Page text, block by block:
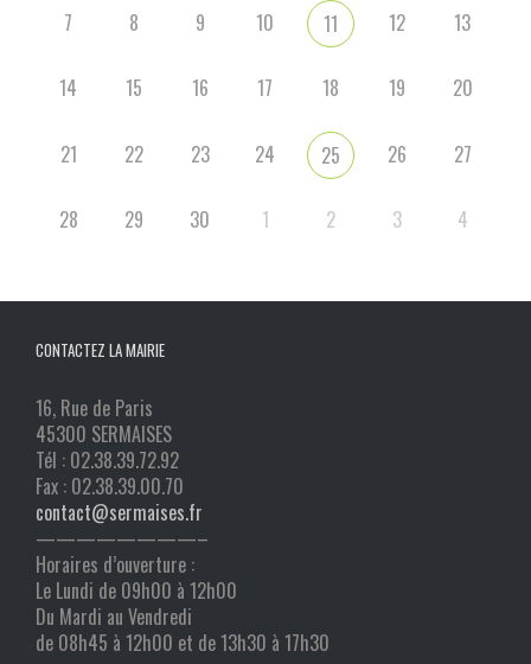
7 8 9 10 11 12 13
14 15 16 17 18 19 20
21 22 23 24 25 26 27
28 29 30 1 2 3 4
CONTACTEZ LA MAIRIE
16, Rue de Paris
45300 SERMAISES
Tél : 02.38.39.72.92
Fax : 02.38.39.00.70
contact@sermaises.fr
————————–
Horaires d’ouverture :
Le Lundi de 09h00 à 12h00
Du Mardi au Vendredi
de 08h45 à 12h00 et de 13h30 à 17h30